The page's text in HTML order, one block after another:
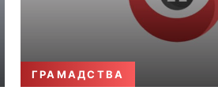
ГРАМАДСТВА